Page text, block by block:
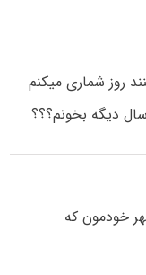
روز شماری میکنم
دیگه بخونم؟؟؟
خودمون که